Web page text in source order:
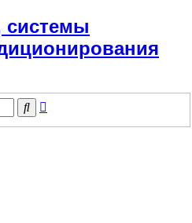
системы
Поиск